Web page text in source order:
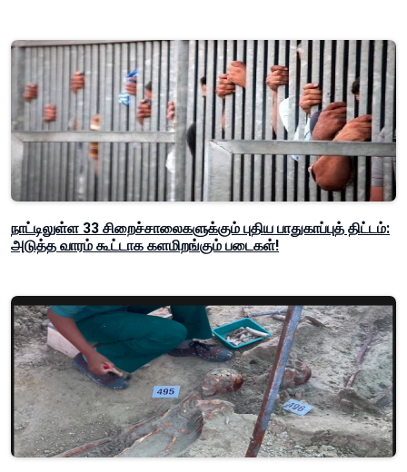
நாட்டிலுள்ள 33 சிறைச்சாலைகளுக்கும் புதிய பாதுகாப்புத் திட்டம்:
அடுத்த வாரம் கூட்டாக களமிறங்கும் படைகள்!